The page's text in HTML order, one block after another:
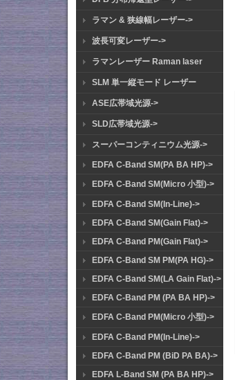
ラマン & 狭線幅レーザー->
波長可変レーザー->
ラマンレーザー Raman laser
SLM 単一縦モード レーザー
ASE広帯域光源->
SLD広帯域光源->
スーパーコンティニウム光源->
EDFA C-Band SM(PA BA HP)->
EDFA C-Band SM(Micro 小型)->
EDFA C-Band SM(In-Line)->
EDFA C-Band SM(Gain Flat)->
EDFA C-Band PM(Gain Flat)->
EDFA C-Band SM PM(PA HG)->
EDFA C-Band SM(LA Gain Flat)->
EDFA C-Band PM (PA BA HP)->
EDFA C-Band PM(Micro 小型)->
EDFA C-Band PM(In-Line)->
EDFA C-Band PM (BiD PA BA)->
EDFA L-Band SM (PA BA HP)->